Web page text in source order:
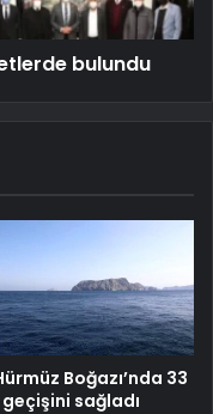
bulundu
Boğazı’nda 33
sağladı